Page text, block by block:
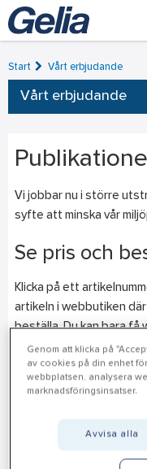
Start Vårt erbjudande
Vårt erbjudande
Vi jobbar nu i större
syfte att minska vår
Se pris och
Klicka på ett
artikeln i webbutiken
beställa. Du kan bara få
Webbutiken kommer
senaste informationen
Arbetsbelysning
Genom att klicka på
av cookies på din enhet
webbplatsen, analysera
marknadsföringsinsatser.
Avvisa alla